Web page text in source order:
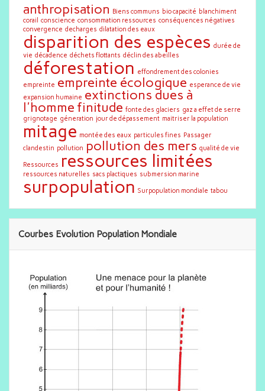
anthropisation Biens communs bio capacité blanchiment
corail
conscience consommation ressources conséquences négatives
convergence decharges dilatation des eaux
disparition des espèces durée de
vie décadence déchets flottants déclin des abeilles
déforestation effondrement des colonies
empreinte empreinte écologique esperance de vie
expansion humaine extinctions dues à
l'homme finitude fonte des glaciers gaz a effet de serre
grignotage géneration jour de dépassement maitriser la population
mitage montée des eaux particules fines Passager
clandestin pollution pollution des mers qualité de vie
Ressources ressources limitées
ressources naturelles sacs plactiques submersion marine
surpopulation Surpopulation mondiale tabou
Courbes Evolution Population Mondiale